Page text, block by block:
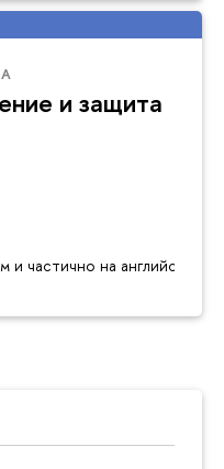
и защита
частично на английском